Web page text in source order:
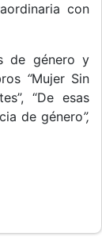
con
de género y
“Mujer Sin
“De esas
de género”,